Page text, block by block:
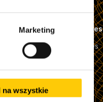
Marketing
na wszystkie
Case Studies
Case Studies
Nasi klienci